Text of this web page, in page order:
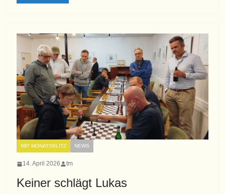
MIP MONATSBLITZ NEWS
14. April 2026 tm
Keiner schlägt Lukas